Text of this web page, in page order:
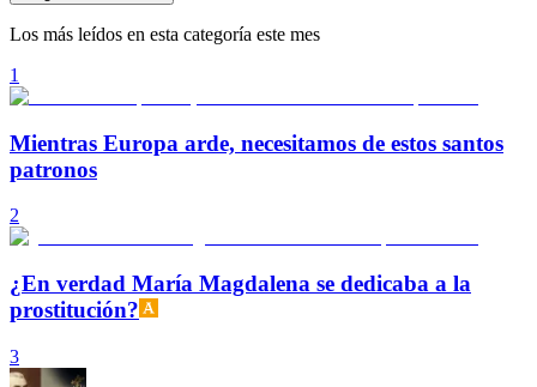
Los más leídos en esta categoría este mes
1
Mientras Europa arde, necesitamos de estos santos
patronos
2
¿En verdad María Magdalena se dedicaba a la
prostitución?
3